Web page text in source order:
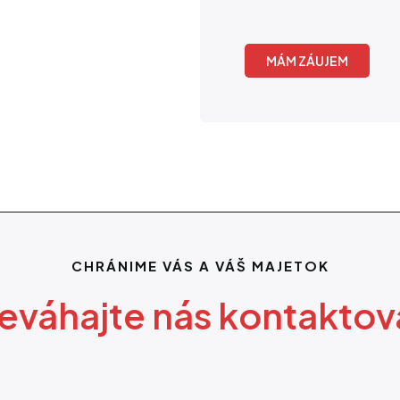
MÁM ZÁUJEM
CHRÁNIME VÁS A VÁŠ MAJETOK
nás